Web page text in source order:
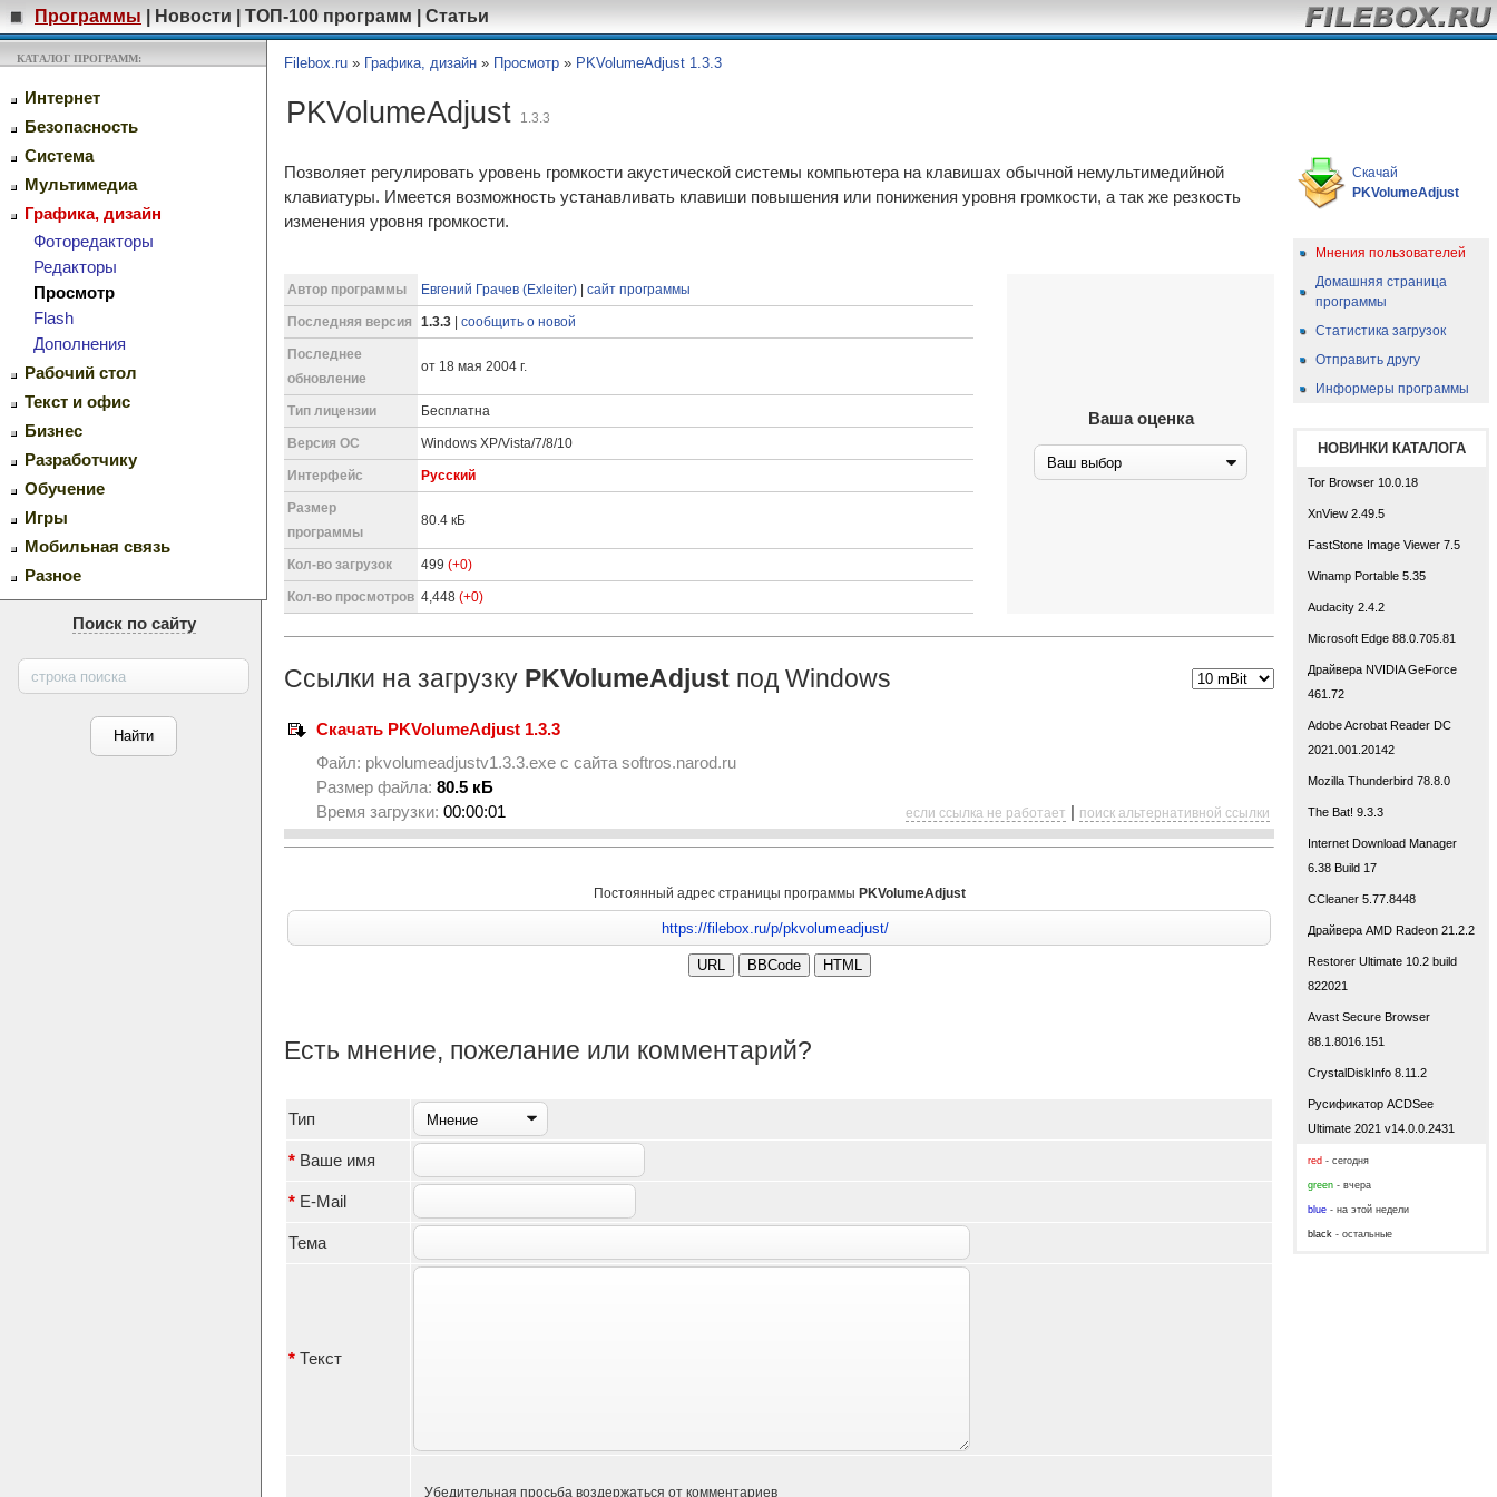
Программы Новости ТОП-100 программ Статьи
КАТАЛОГ ПРОГРАММ:
Интернет
Безопасность
Система
Мультимедиа
Графика, дизайн
Фоторедакторы
Редакторы
Просмотр
Flash
Дополнения
Рабочий стол
Текст и офис
Бизнес
Разработчику
Обучение
Игры
Мобильная связь
Разное
Поиск по сайту
Filebox.ru » Графика, дизайн » Просмотр » PKVolumeAdjust 1.3.3
PKVolumeAdjust 1.3.3
Позволяет регулировать уровень громкости акустической системы компьютера на клавишах обычной немультимедийной
клавиатуры. Имеется возможность устанавливать клавиши повышения или понижения уровня громкости, а так же резкость
изменения уровня громкости.
Автор программы Евгений Грачев (Exleiter) сайт программы
Последняя версия 1.3.3 сообщить о новой
Последнее
обновление
от 18 мая 2004 г.
Тип лицензии Бесплатна
Версия ОС Windows XP/Vista/7/8/10
Интерфейс Русский
Размер
программы
80.4 кБ
Кол-во загрузок 499 (+0)
Кол-во просмотров 4,448 (+0)
Ваша оценка
Ссылки на загрузку PKVolumeAdjust под Windows
Скачать PKVolumeAdjust 1.3.3
Файл: pkvolumeadjustv1.3.3.exe с сайта softros.narod.ru
Размер файла: 80.5 кБ
Время загрузки: 00:00:01 если ссылка не работает поиск альтернативной ссылки
Постоянный адрес страницы программы PKVolumeAdjust
Есть мнение, пожелание или комментарий?
Тип
* Ваше имя
* E-Mail
Тема
* Текст
Убедительная просьба воздержаться от комментариев
Скачай
PKVolumeAdjust
Мнения пользователей
Домашняя страница
программы
Статистика загрузок
Отправить другу
Информеры программы
НОВИНКИ КАТАЛОГА
Tor Browser 10.0.18
XnView 2.49.5
FastStone Image Viewer 7.5
Winamp Portable 5.35
Audacity 2.4.2
Microsoft Edge 88.0.705.81
Драйвера NVIDIA GeForce
461.72
Adobe Acrobat Reader DC
2021.001.20142
Mozilla Thunderbird 78.8.0
The Bat! 9.3.3
Internet Download Manager
6.38 Build 17
CCleaner 5.77.8448
Драйвера AMD Radeon 21.2.2
Restorer Ultimate 10.2 build
822021
Avast Secure Browser
88.1.8016.151
CrystalDiskInfo 8.11.2
Русификатор ACDSee
Ultimate 2021 v14.0.0.2431
red - сегодня
green - вчера
blue - на этой недели
black - остальные